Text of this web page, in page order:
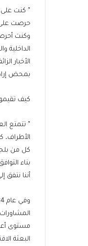
حرصت على
وكنت أحرص
الداخلية
الأخبار
بمحض
كيف
٭ تتمتع
الأطراف،
كل من
بناء
أننا
مستوى